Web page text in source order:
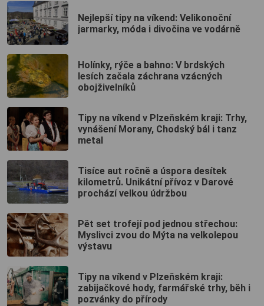
Nejlepší tipy na víkend: Velikonoční
jarmarky, móda i divočina ve vodárně
Holínky, rýče a bahno: V brdských
lesích začala záchrana vzácných
obojživelníků
Tipy na víkend v Plzeňském kraji: Trhy,
vynášení Morany, Chodský bál i tanz
metal
Tisíce aut ročně a úspora desítek
kilometrů. Unikátní přívoz v Darové
prochází velkou údržbou
Pět set trofejí pod jednou střechou:
Myslivci zvou do Mýta na velkolepou
výstavu
Tipy na víkend v Plzeňském kraji:
zabijačkové hody, farmářské trhy, běh i
pozvánky do přírody